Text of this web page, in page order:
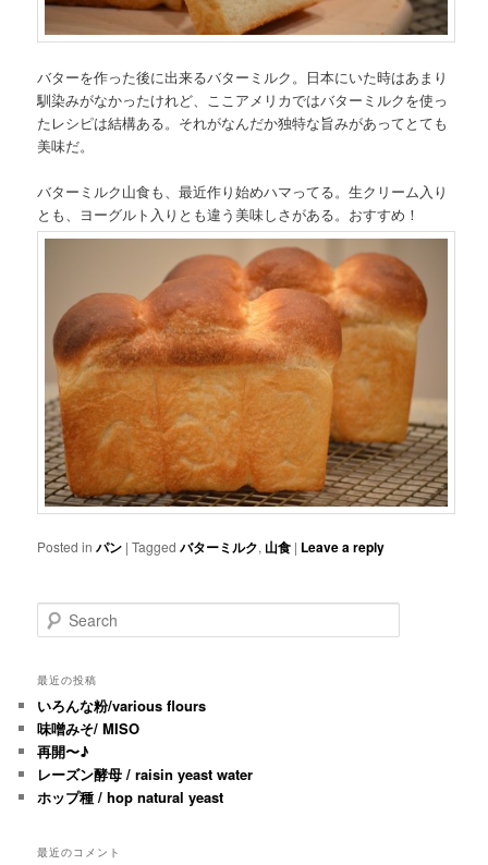
バターを作った後に出来るバターミルク。日本にいた時はあまり
馴染みがなかったけれど、ここアメリカではバターミルクを使っ
たレシピは結構ある。それがなんだか独特な旨みがあってとても
美味だ。
バターミルク山食も、最近作り始めハマってる。生クリーム入り
とも、ヨーグルト入りとも違う美味しさがある。おすすめ！
Posted in パン |Tagged バターミルク, 山食 | Leave a reply
Search
最近の投稿
いろんな粉/various flours
味噌みそ/ MISO
再開〜♪
レーズン酵母 / raisin yeast water
ホップ種 / hop natural yeast
最近のコメント